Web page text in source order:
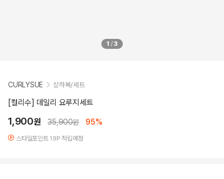
1 /3
CURLYSUE 상하복/세트
[컬리수] 데일리 요루지세트
1,900원 35,900원 95%
스타일포인트 19P 적립예정